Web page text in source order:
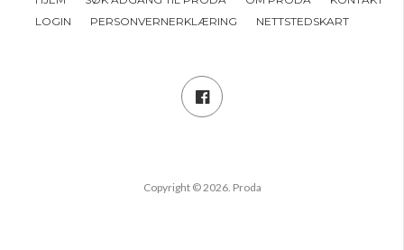
LOGIN
PERSONVERNERKLÆRING NETTSTEDSKART
Copyright © 2026. Proda